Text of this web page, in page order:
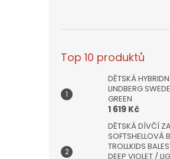
Top 10 produktů
DĚTSKÁ
LINDBERG
GREEN
1 619 Kč
DĚTSKÁ DÍVČÍ
SOFTSHELLOVÁ
TROLLKIDS
DEEP VIOLET /